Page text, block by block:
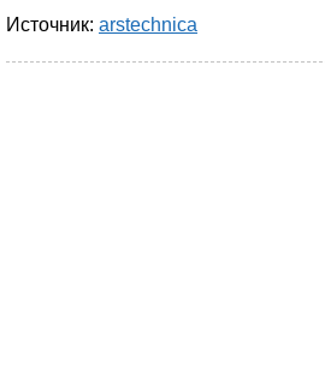
Источник: arstechnica